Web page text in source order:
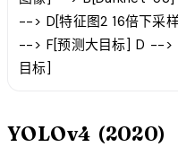
--> D[特征图2 16倍下采
--> F[预测大目标] D -->
目标]
YOLOv4 (2020)